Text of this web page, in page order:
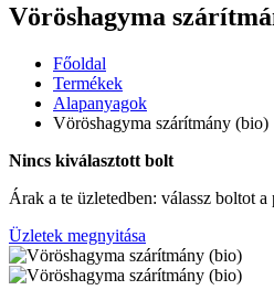
Vöröshagyma
Főoldal
Termékek
Alapanyagok
Vöröshagyma szárítmány (bio)
Nincs kiválasztott bolt
Árak a te üzletedben: válassz boltot a
Üzletek megnyitása